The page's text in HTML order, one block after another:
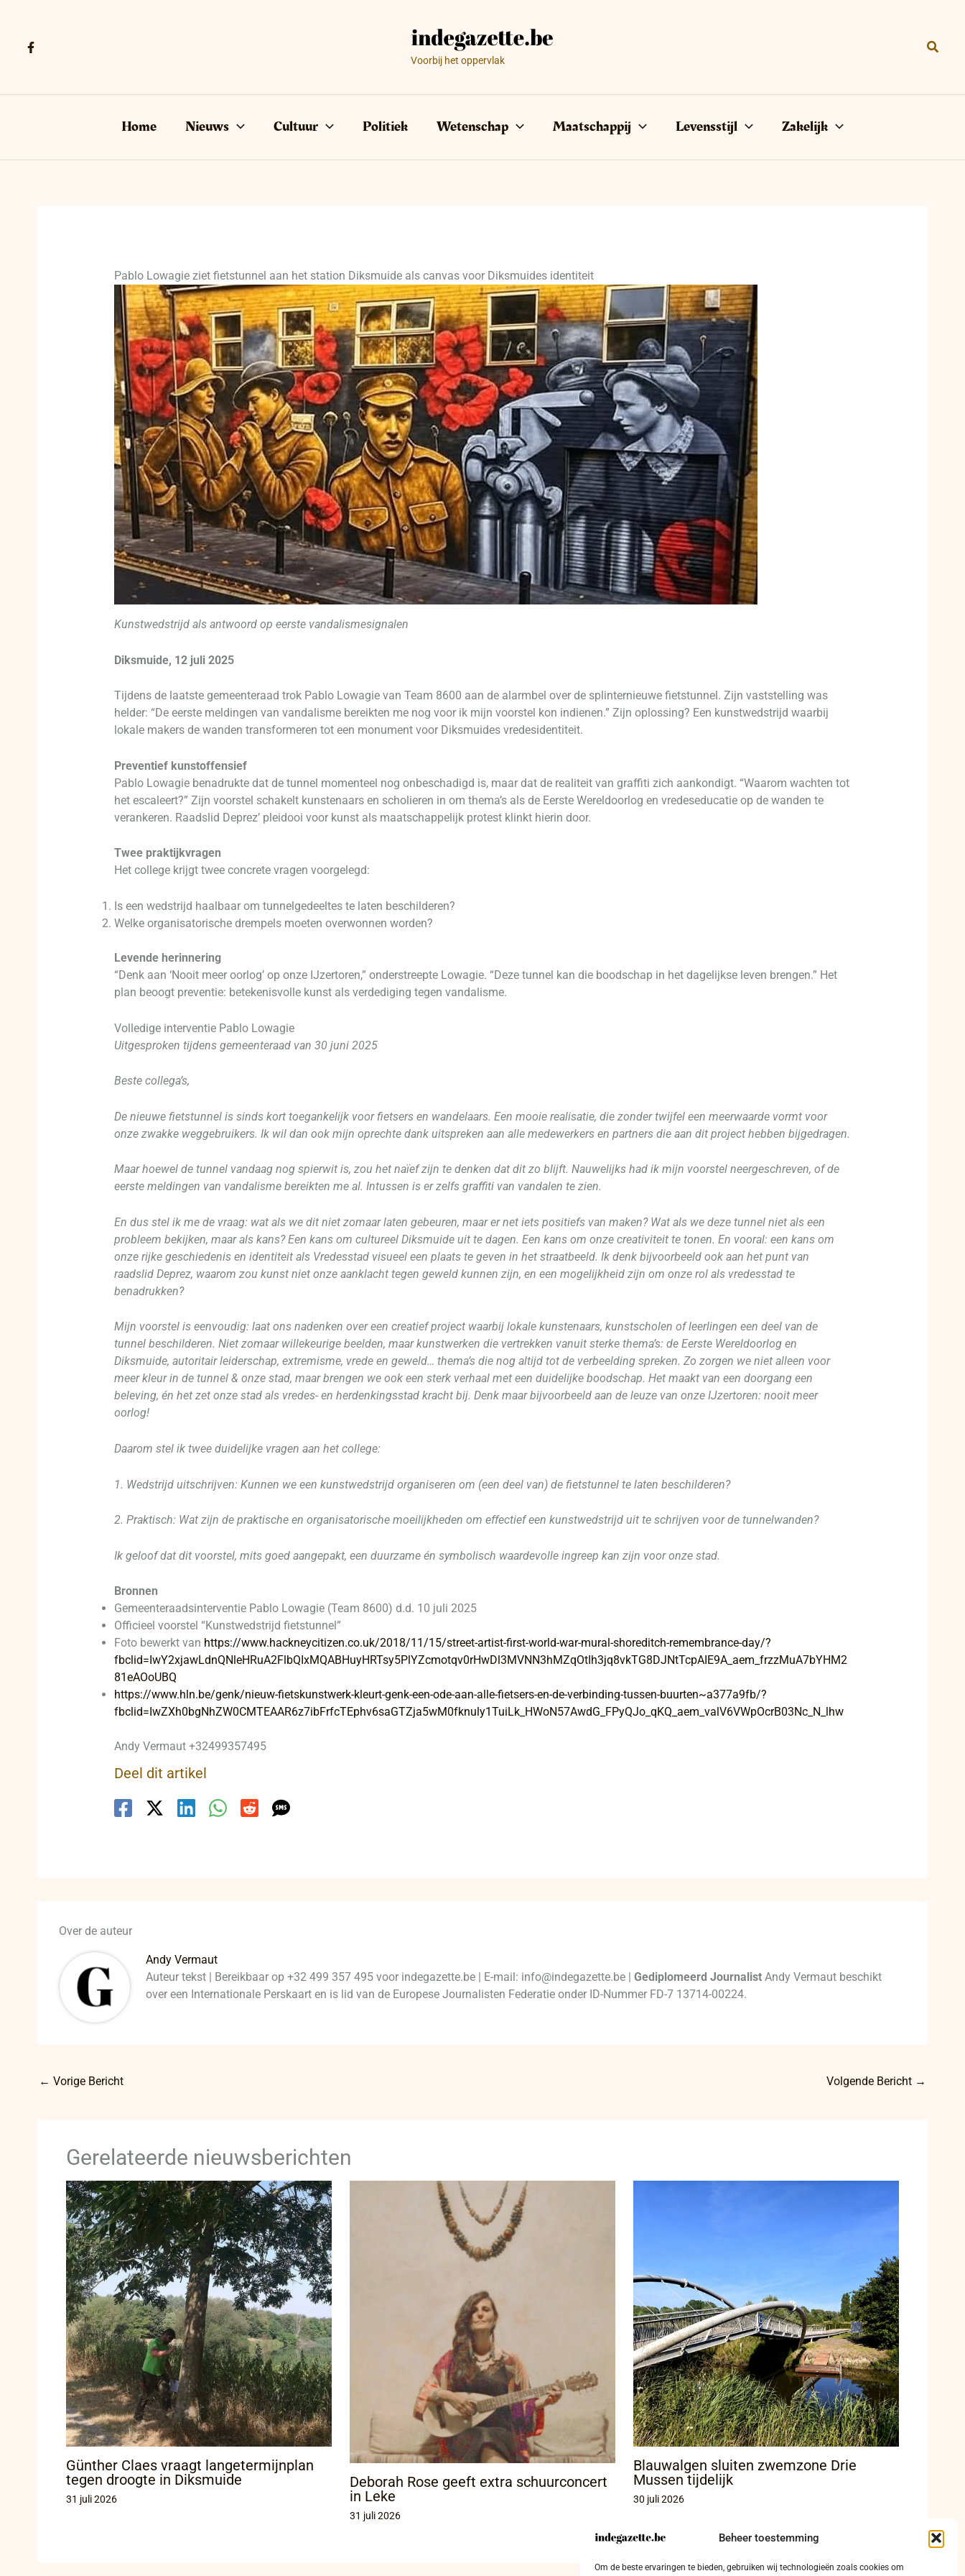
Beheer toestemming
Om de beste ervaringen te bieden, gebruiken wij technologieën zoals cookies om
Voorbij het oppervlak
Home Nieuws Cultuur Politiek Wetenschap Maatschappij Levensstijl Zakelijk
Pablo Lowagie ziet fietstunnel aan het station Diksmuide als canvas voor Diksmuides identiteit
Kunstwedstrijd als antwoord op eerste vandalismesignalen
Diksmuide, 12 juli 2025
Tijdens de laatste gemeenteraad trok Pablo Lowagie van Team 8600 aan de alarmbel over de splinternieuwe fietstunnel. Zijn vaststelling was
helder: “De eerste meldingen van vandalisme bereikten me nog voor ik mijn voorstel kon indienen.” Zijn oplossing? Een kunstwedstrijd waarbij
lokale makers de wanden transformeren tot een monument voor Diksmuides vredesidentiteit.
Preventief kunstoffensief
Pablo Lowagie benadrukte dat de tunnel momenteel nog onbeschadigd is, maar dat de realiteit van graffiti zich aankondigt. “Waarom wachten tot
het escaleert?” Zijn voorstel schakelt kunstenaars en scholieren in om thema’s als de Eerste Wereldoorlog en vredeseducatie op de wanden te
verankeren. Raadslid Deprez’ pleidooi voor kunst als maatschappelijk protest klinkt hierin door.
Twee praktijkvragen
Het college krijgt twee concrete vragen voorgelegd:
Is een wedstrijd haalbaar om tunnelgedeeltes te laten beschilderen?
Welke organisatorische drempels moeten overwonnen worden?
Levende herinnering
“Denk aan ‘Nooit meer oorlog’ op onze IJzertoren,” onderstreepte Lowagie. “Deze tunnel kan die boodschap in het dagelijkse leven brengen.” Het
plan beoogt preventie: betekenisvolle kunst als verdediging tegen vandalisme.
Volledige interventie Pablo Lowagie
Uitgesproken tijdens gemeenteraad van 30 juni 2025
Beste collega’s,
De nieuwe fietstunnel is sinds kort toegankelijk voor fietsers en wandelaars. Een mooie realisatie, die zonder twijfel een meerwaarde vormt voor
onze zwakke weggebruikers. Ik wil dan ook mijn oprechte dank uitspreken aan alle medewerkers en partners die aan dit project hebben bijgedragen.
Maar hoewel de tunnel vandaag nog spierwit is, zou het naïef zijn te denken dat dit zo blijft. Nauwelijks had ik mijn voorstel neergeschreven, of de
eerste meldingen van vandalisme bereikten me al. Intussen is er zelfs graffiti van vandalen te zien.
En dus stel ik me de vraag: wat als we dit niet zomaar laten gebeuren, maar er net iets positiefs van maken? Wat als we deze tunnel niet als een
probleem bekijken, maar als kans? Een kans om cultureel Diksmuide uit te dagen. Een kans om onze creativiteit te tonen. En vooral: een kans om
onze rijke geschiedenis en identiteit als Vredesstad visueel een plaats te geven in het straatbeeld. Ik denk bijvoorbeeld ook aan het punt van
raadslid Deprez, waarom zou kunst niet onze aanklacht tegen geweld kunnen zijn, en een mogelijkheid zijn om onze rol als vredesstad te
benadrukken?
Mijn voorstel is eenvoudig: laat ons nadenken over een creatief project waarbij lokale kunstenaars, kunstscholen of leerlingen een deel van de
tunnel beschilderen. Niet zomaar willekeurige beelden, maar kunstwerken die vertrekken vanuit sterke thema’s: de Eerste Wereldoorlog en
Diksmuide, autoritair leiderschap, extremisme, vrede en geweld… thema’s die nog altijd tot de verbeelding spreken. Zo zorgen we niet alleen voor
meer kleur in de tunnel & onze stad, maar brengen we ook een sterk verhaal met een duidelijke boodschap. Het maakt van een doorgang een
beleving, én het zet onze stad als vredes- en herdenkingsstad kracht bij. Denk maar bijvoorbeeld aan de leuze van onze IJzertoren: nooit meer
oorlog!
Daarom stel ik twee duidelijke vragen aan het college:
1. Wedstrijd uitschrijven: Kunnen we een kunstwedstrijd organiseren om (een deel van) de fietstunnel te laten beschilderen?
2. Praktisch: Wat zijn de praktische en organisatorische moeilijkheden om effectief een kunstwedstrijd uit te schrijven voor de tunnelwanden?
Ik geloof dat dit voorstel, mits goed aangepakt, een duurzame én symbolisch waardevolle ingreep kan zijn voor onze stad.
Bronnen
Gemeenteraadsinterventie Pablo Lowagie (Team 8600) d.d. 10 juli 2025
Officieel voorstel “Kunstwedstrijd fietstunnel”
Foto bewerkt van https://www.hackneycitizen.co.uk/2018/11/15/street-artist-first-world-war-mural-shoreditch-remembrance-day/?
fbclid=IwY2xjawLdnQNleHRuA2FlbQIxMQABHuyHRTsy5PlYZcmotqv0rHwDl3MVNN3hMZqOtIh3jq8vkTG8DJNtTcpAIE9A_aem_frzzMuA7bYHM2
81eAOoUBQ
https://www.hln.be/genk/nieuw-fietskunstwerk-kleurt-genk-een-ode-aan-alle-fietsers-en-de-verbinding-tussen-buurten~a377a9fb/?
fbclid=IwZXh0bgNhZW0CMTEAAR6z7ibFrfcTEphv6saGTZja5wM0fknuly1TuiLk_HWoN57AwdG_FPyQJo_qKQ_aem_valV6VWpOcrB03Nc_N_lhw
Andy Vermaut +32499357495
Deel dit artikel
Over de auteur
Andy Vermaut
Auteur tekst | Bereikbaar op +32 499 357 495 voor indegazette.be | E-mail: info@indegazette.be |Gediplomeerd Journalist Andy Vermaut beschikt
over een Internationale Perskaart en is lid van de Europese Journalisten Federatie onder ID-Nummer FD-7 13714-00224.
← Vorige Bericht Volgende Bericht →
Gerelateerde nieuwsberichten
Günther Claes vraagt langetermijnplan
tegen droogte in Diksmuide
31 juli 2026
Deborah Rose geeft extra schuurconcert
in Leke
31 juli 2026
Blauwalgen sluiten zwemzone Drie
Mussen tijdelijk
30 juli 2026